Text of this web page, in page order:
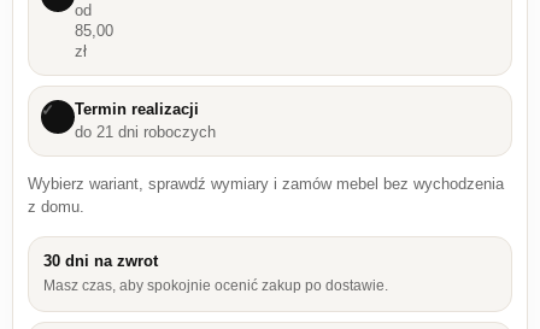
od
85,00
zł
✓
Termin realizacji
do 21 dni roboczych
Wybierz wariant, sprawdź wymiary i zamów mebel bez wychodzenia
z domu.
30 dni na zwrot
Masz czas, aby spokojnie ocenić zakup po dostawie.